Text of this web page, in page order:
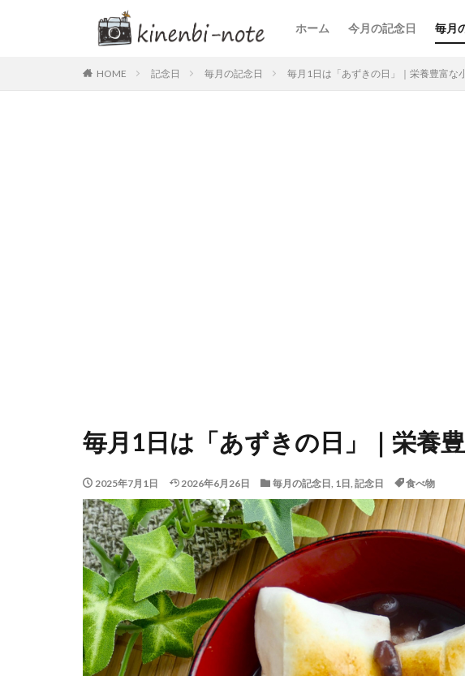
ホーム 今月の記念日 毎月
HOME 記念日 毎月の記念日 毎月1日は「あずきの日」｜栄養豊富な
毎月1日は「あずきの日」｜栄養
2025年7月1日 2026年6月26日 毎月の記念日, 1日, 記念日 食べ物